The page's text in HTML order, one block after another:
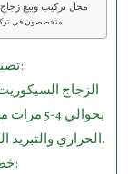
محل تركيب وبيع
متخصصون في
تصنيع الزجاج السيكوريت (المقسى):
الزجاج
بحوالي
الحراري والتبريد السريع، مما يجعله أكثر مقاومة للكسر والصدمات.
خطوات تصنيع الزجاج السيكوريت: